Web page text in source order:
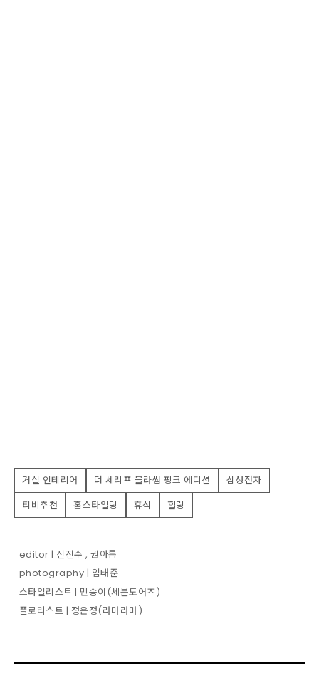
거실 인테리어 더 세리프 블라썸 핑크 에디션
삼성전자
티비추천
홈스타일링 휴식 힐링
editor | 신진수 , 권아름
photography | 임태준
스타일리스트 | 민송이(세븐도어즈)
플로리스트 | 정은정(라마라마)